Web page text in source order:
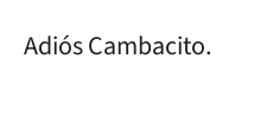
Adiós Cambacito.